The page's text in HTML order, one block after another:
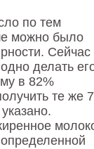
по тем
можно было
Сейчас
делать
в 82%
те же